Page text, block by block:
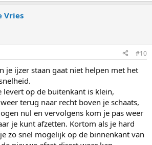
Vries
#10
je ijzer staan gaat niet helpen met het
levert op de buitenkant is klein,
terug naar recht boven je schaats,
nul en vervolgens kom je pas weer
je kunt afzetten. Kortom als je hard
zo snel mogelijk op de binnenkant van